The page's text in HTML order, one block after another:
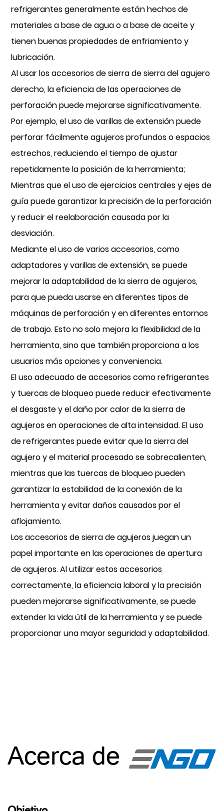
refrigerantes generalmente están hechos de
materiales a base de agua o a base de aceite y
tienen buenas propiedades de enfriamiento y
lubricación.
Al usar los accesorios de sierra de sierra del agujero
derecho, la eficiencia de las operaciones de
perforación puede mejorarse significativamente.
Por ejemplo, el uso de varillas de extensión puede
perforar fácilmente agujeros profundos o espacios
estrechos, reduciendo el tiempo de ajustar
repetidamente la posición de la herramienta;
Mientras que el uso de ejercicios centrales y ejes de
guía puede garantizar la precisión de la perforación
y reducir el reelaboración causada por la
desviación.
Mediante el uso de varios accesorios, como
adaptadores y varillas de extensión, se puede
mejorar la adaptabilidad de la sierra de agujeros,
para que pueda usarse en diferentes tipos de
máquinas de perforación y en diferentes entornos
de trabajo. Esto no solo mejora la flexibilidad de la
herramienta, sino que también proporciona a los
usuarios más opciones y conveniencia.
El uso adecuado de accesorios como refrigerantes
y tuercas de bloqueo puede reducir efectivamente
el desgaste y el daño por calor de la sierra de
agujeros en operaciones de alta intensidad. El uso
de refrigerantes puede evitar que la sierra del
agujero y el material procesado se sobrecalienten,
mientras que las tuercas de bloqueo pueden
garantizar la estabilidad de la conexión de la
herramienta y evitar daños causados ​​por el
aflojamiento.
Los accesorios de sierra de agujeros juegan un
papel importante en las operaciones de apertura
de agujeros. Al utilizar estos accesorios
correctamente, la eficiencia laboral y la precisión
pueden mejorarse significativamente, se puede
extender la vida útil de la herramienta y se puede
proporcionar una mayor seguridad y adaptabilidad.
Acerca de